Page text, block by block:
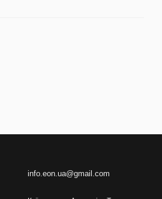
info.eon.ua@gmail.com